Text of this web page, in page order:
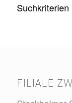
Suchkriterien
FILIALE